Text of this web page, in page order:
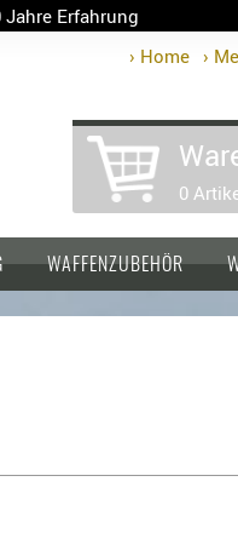
Erfahrung
› Home ›
0
WAFFENZUBEHÖR